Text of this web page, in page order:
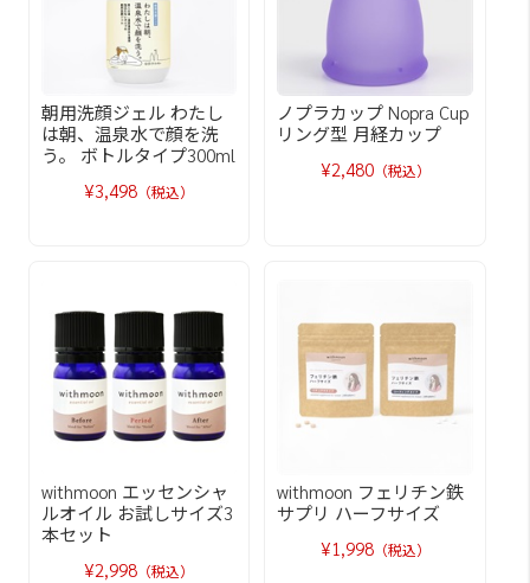
朝用洗顔ジェル わたし
は朝、温泉水で顔を洗
う。 ボトルタイプ300ml
¥3,498 （税込）
ノプラカップ Nopra Cup
リング型 月経カップ
¥2,480（税込）
withmoon エッセンシャ
ルオイル お試しサイズ3
本セット
¥2,998 （税込）
withmoon フェリチン鉄
サプリ ハーフサイズ
¥1,998（税込）